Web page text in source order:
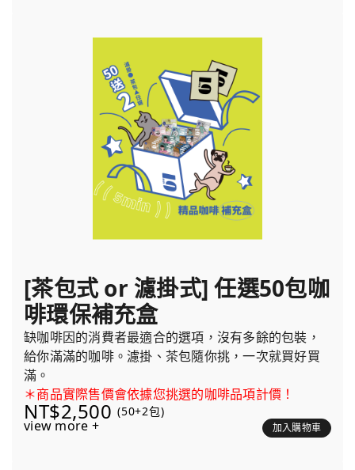
[茶包式 or 濾掛式] 任選50包咖
啡環保補充盒
缺咖啡因的消費者最適合的選項，沒有多餘的包裝，
給你滿滿的咖啡。濾掛、茶包隨你挑，一次就買好買
滿。
＊商品實際售價會依據您挑選的咖啡品項計價！
NT$2,500 (50+2包)
view more + 加入購物車